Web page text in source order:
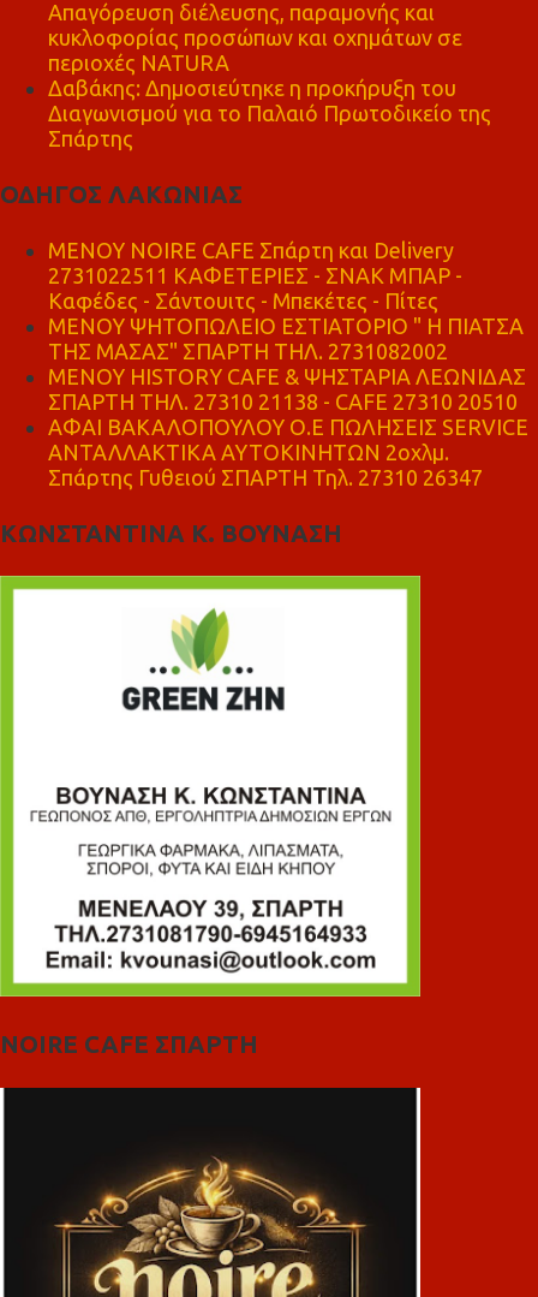
Απαγόρευση διέλευσης, παραμονής και
κυκλοφορίας προσώπων και οχημάτων σε
περιοχές NATURA
Δαβάκης: Δημοσιεύτηκε η προκήρυξη του
Διαγωνισμού για το Παλαιό Πρωτοδικείο της
Σπάρτης
ΟΔΗΓΟΣ ΛΑΚΩΝΙΑΣ
MENOY NOIRE CAFE Σπάρτη και Delivery
2731022511 ΚΑΦΕΤΕΡΙΕΣ - ΣΝΑΚ ΜΠΑΡ -
Καφέδες - Σάντουιτς - Μπεκέτες - Πίτες
ΜΕΝΟΥ ΨΗΤΟΠΩΛΕΙΟ ΕΣΤΙΑΤΟΡΙΟ " Η ΠΙΑΤΣΑ
ΤΗΣ ΜΑΣΑΣ" ΣΠΑΡΤΗ ΤΗΛ. 2731082002
ΜΕΝΟΥ HISTORY CAFE & ΨΗΣΤΑΡΙΑ ΛΕΩΝΙΔΑΣ
ΣΠΑΡΤΗ ΤΗΛ. 27310 21138 - CAFE 27310 20510
ΑΦΑΙ ΒΑΚΑΛΟΠΟΥΛΟΥ Ο.Ε ΠΩΛΗΣΕΙΣ SERVICE
ΑΝΤΑΛΛΑΚΤΙΚΑ ΑΥΤΟΚΙΝΗΤΩΝ 2οχλμ.
Σπάρτης Γυθειού ΣΠΑΡΤΗ Τηλ. 27310 26347
ΚΩΝΣΤΑΝΤΙΝΑ Κ. ΒΟΥΝΑΣΗ
NOIRE CAFE ΣΠΑΡΤΗ